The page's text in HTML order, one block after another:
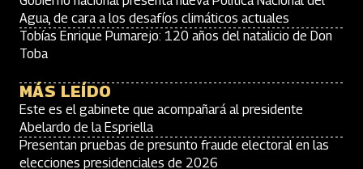
Agua, de cara a los desafíos climáticos actuales
Tobías Enrique Pumarejo: 120 años del natalicio de Don
Toba
MÁS LEÍDO
Este es el gabinete que acompañará al presidente
Abelardo de la Espriella
Presentan pruebas de presunto fraude electoral en las
elecciones presidenciales de 2026